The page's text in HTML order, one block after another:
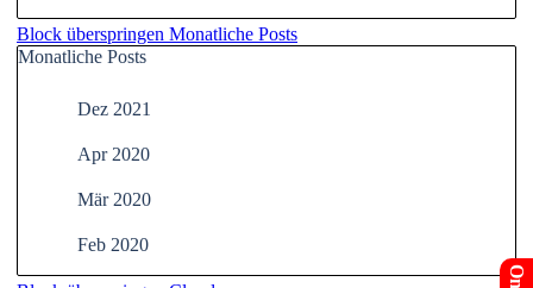
Block überspringen Monatliche Posts
Monatliche Posts
Dez 2021
Apr 2020
Mär 2020
Feb 2020